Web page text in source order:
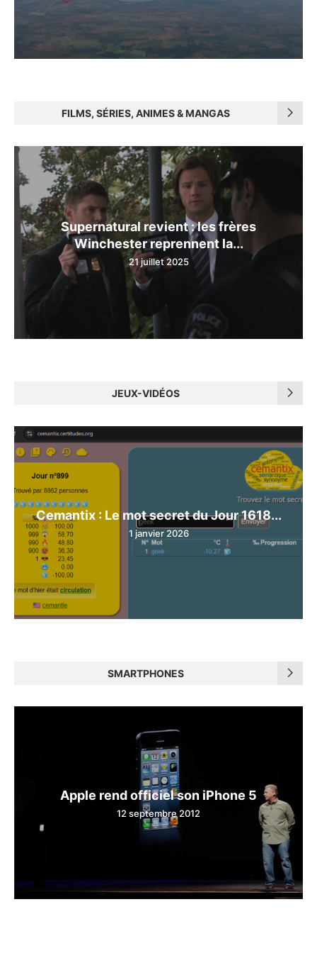
FILMS, SÉRIES, ANIMES & MANGAS
Supernatural revient : les frères
Winchester reprennent la...
21 juillet 2025
JEUX-VIDÉOS
Cemantix : Le mot secret du Jour 1618...
1 janvier 2026
SMARTPHONES
Apple rend officiel son iPhone 5
12 septembre 2012